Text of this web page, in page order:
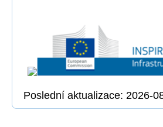
Poslední aktualizace: 2026-